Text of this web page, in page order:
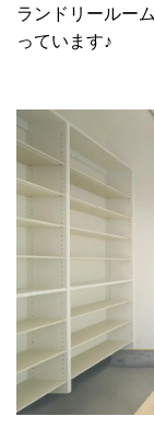
ランドリールー
っています♪